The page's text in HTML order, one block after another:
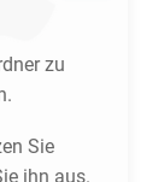
zu
Sie
ihn aus.